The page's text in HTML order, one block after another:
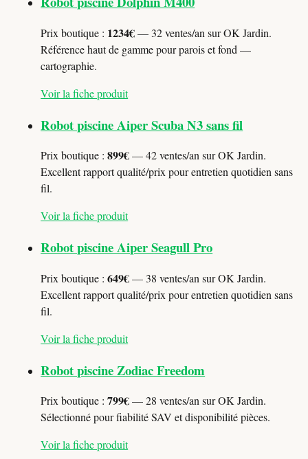
Prix boutique : 1234€— 32 ventes/an sur OK Jardin.
Référence haut de gamme pour parois et fond —
cartographie.
Voir la fiche produit
Robot piscine Aiper Scuba N3 sans fil
Prix boutique :899€— 42 ventes/an sur OK Jardin.
Excellent rapport qualité/prix pour entretien quotidien sans
fil.
Voir la fiche produit
Robot piscine Aiper Seagull Pro
Prix boutique :649€— 38 ventes/an sur OK Jardin.
Excellent rapport qualité/prix pour entretien quotidien sans
fil.
Voir la fiche produit
Robot piscine Zodiac Freedom
Prix boutique :799€— 28 ventes/an sur OK Jardin.
Sélectionné pour fiabilité SAV et disponibilité pièces.
Voir la fiche produit